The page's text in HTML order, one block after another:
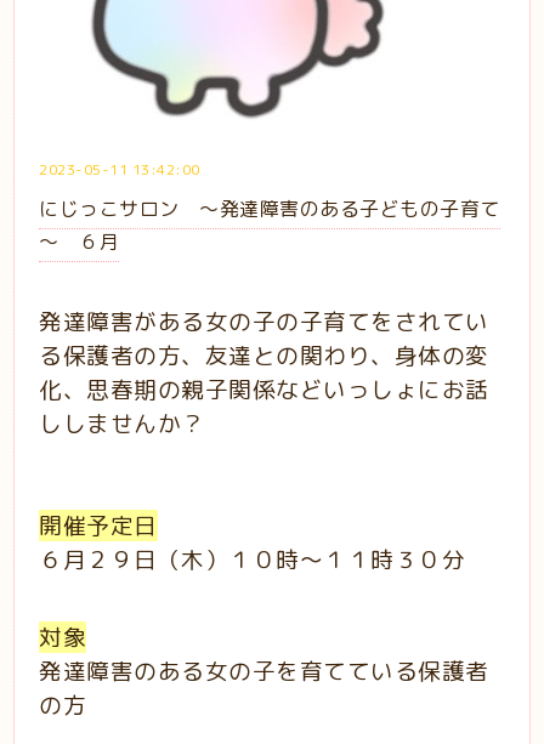
2023-05-11 13:42:00
にじっこサロン ～発達障害のある子どもの子育て
～ ６月
発達障害がある女の子の子育てをされてい
る保護者の方、友達との関わり、身体の変
化、思春期の親子関係などいっしょにお話
ししませんか？
開催予定日
６月２９日（木）１０時～１１時３０分
対象
発達障害のある女の子を育てている保護者
の方